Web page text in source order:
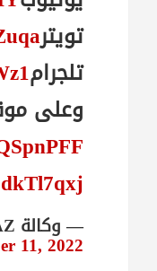
تويتر
تلجرام
وعلى
— وكالة BAZ الاخبارية (@baznewz)
11, 2022